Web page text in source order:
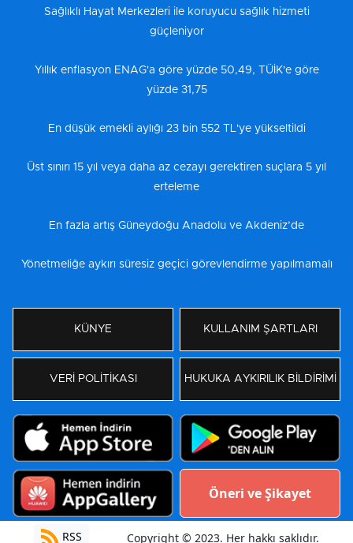
Sağlıklı Hayat Merkezleri ile koruyucu sağlık hizmeti
güçleniyor
Yıllık enflasyon ENAG'a göre yüzde 50,49, TÜİK'e göre
yüzde 31,75
En düşük emekli aylığı 23 bin 552 TL'ye yükseltildi
Üst sınırı 15 yıl veya daha az cezayı gerektiren suçlara 5 yıl
erteleme
En fazla artış Güneydoğu Anadolu ve Akdeniz’de
Yönetmeliğe aykırı süresiz geçici görevlendirme yapılmamalı
KÜNYE KULLANIM ŞARTLARI
VERİ POLİTİKASI HUKUKA AYKIRILIK BİLDİRİMİ
Öneri ve Şikayet
RSS Copyright © 2023. Her hakkı saklıdır.